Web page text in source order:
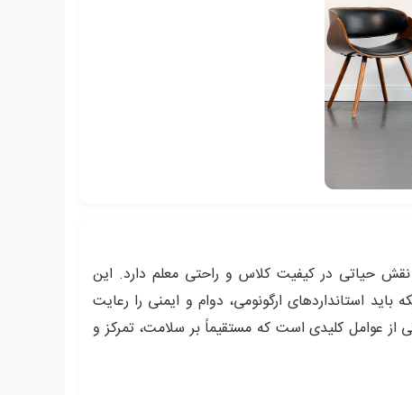
حیاتی در کیفیت کلاس و راحتی معلم دارد. این
استانداردهای ارگونومی، دوام و ایمنی را رعایت
عوامل کلیدی است که مستقیماً بر سلامت، تمرکز و